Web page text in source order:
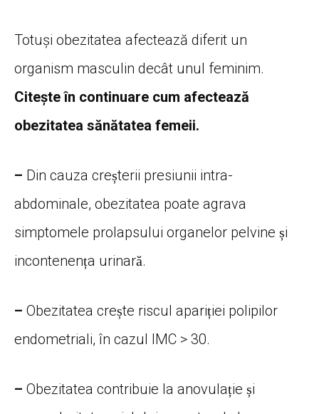
Totuși obezitatea afectează diferit un
organism masculin decât unul feminim.
Citește în continuare cum afectează
obezitatea sănătatea femeii.
– Din cauza creșterii presiunii intra-
abdominale, obezitatea poate agrava
simptomele prolapsului organelor pelvine și
incontenența urinară.
– Obezitatea crește riscul apariției polipilor
endometriali, în cazul IMC > 30.
– Obezitatea contribuie la anovulație și